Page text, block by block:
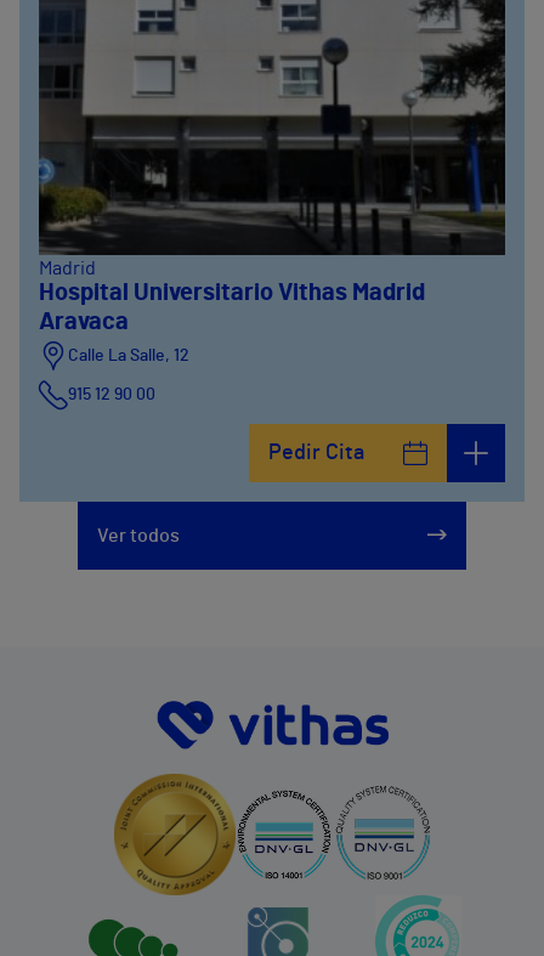
Madrid
Hospital Universitario Vithas Madrid
Aravaca
Calle La Salle, 12
915 12 90 00
Pedir Cita
Ver todos